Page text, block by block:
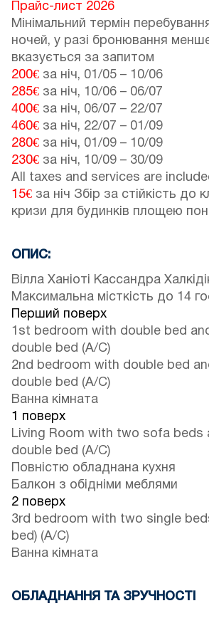
Прайс-лист 2026
Мінімальний термін
ночей, у разі бронювання
вказується за запитом
200€ за ніч, 01/05 – 10/06
285€ за ніч, 10/06 – 06/07
400€ за ніч, 06/07 – 22/07
460€ за ніч, 22/07 – 01/09
280€ за ніч, 01/09 – 10/09
230€ за ніч, 10/09 – 30/09
All taxes and services are
15€ за ніч Збір за стійкість до
кризи для будинків площею
ОПИС:
Вілла Ханіоті Кассандра
Максимальна місткість до 14
Перший поверх
1st bedroom with double bed
double bed (A/C)
2nd bedroom with double bed
double bed (A/C)
Ванна кімната
1 поверх
Living Room with two sofa beds
double bed (A/C)
Повністю обладнана кухня
Балкон з обідніми меблями
2 поверх
3rd bedroom with two single
bed) (A/C)
Ванна кімната
ОБЛАДНАННЯ ТА ЗРУЧНОСТІ